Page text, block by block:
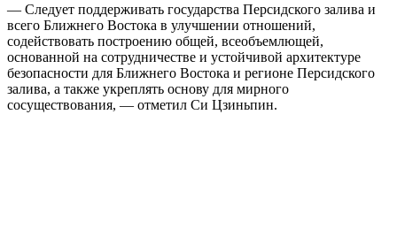
— Следует поддерживать государства Персидского залива и
всего Ближнего Востока в улучшении отношений,
содействовать построению общей, всеобъемлющей,
основанной на сотрудничестве и устойчивой архитектуре
безопасности для Ближнего Востока и регионе Персидского
залива, а также укреплять основу для мирного
сосуществования, — отметил Си Цзиньпин.